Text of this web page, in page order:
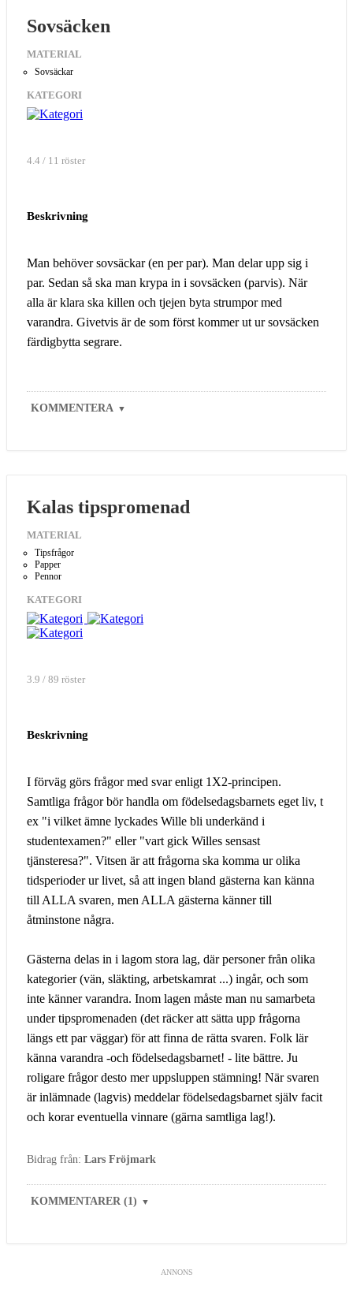
Sovsäcken
MATERIAL
Sovsäckar
KATEGORI
4.4 / 11 röster
Beskrivning
Man behöver sovsäckar (en per par). Man delar upp sig i
par. Sedan så ska man krypa in i sovsäcken (parvis). När
alla är klara ska killen och tjejen byta strumpor med
varandra. Givetvis är de som först kommer ut ur sovsäcken
färdigbytta segrare.
KOMMENTERA ▼
Kalas tipspromenad
MATERIAL
Tipsfrågor
Papper
Pennor
KATEGORI
3.9 / 89 röster
Beskrivning
I förväg görs frågor med svar enligt 1X2-principen.
Samtliga frågor bör handla om födelsedagsbarnets eget liv, t
ex "i vilket ämne lyckades Wille bli underkänd i
studentexamen?" eller "vart gick Willes sensast
tjänsteresa?". Vitsen är att frågorna ska komma ur olika
tidsperioder ur livet, så att ingen bland gästerna kan känna
till ALLA svaren, men ALLA gästerna känner till
åtminstone några.
Gästerna delas in i lagom stora lag, där personer från olika
kategorier (vän, släkting, arbetskamrat ...) ingår, och som
inte känner varandra. Inom lagen måste man nu samarbeta
under tipspromenaden (det räcker att sätta upp frågorna
längs ett par väggar) för att finna de rätta svaren. Folk lär
känna varandra -och födelsedagsbarnet! - lite bättre. Ju
roligare frågor desto mer uppsluppen stämning! När svaren
är inlämnade (lagvis) meddelar födelsedagsbarnet själv facit
och korar eventuella vinnare (gärna samtliga lag!).
Bidrag från: Lars Fröjmark
KOMMENTARER (1) ▼
ANNONS